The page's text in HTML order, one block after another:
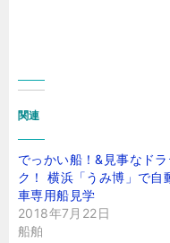
関連
でっかい船！&見事なドラ
ク！ 横浜「うみ博」で自
車専用船見学
2018年7月22日
船舶